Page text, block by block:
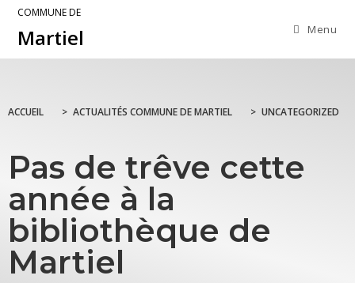
COMMUNE DE
Martiel Menu
ACCUEIL > ACTUALITÉS COMMUNE DE MARTIEL > UNCATEGORIZED
Pas de trêve cette
année à la
bibliothèque de
Martiel